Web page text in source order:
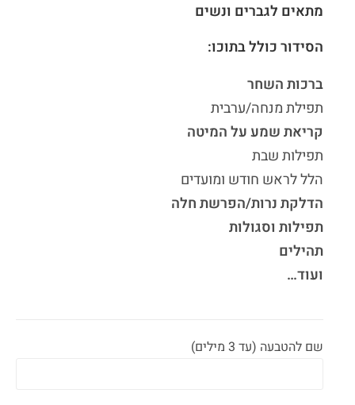
מתאים לגברים ונשים
הסידור כולל בתוכו:
ברכות השחר
תפילת מנחה/ערבית
קריאת שמע על המיטה
תפילות שבת
הלל לראש חודש ומועדים
הדלקת נרות/הפרשת חלה
תפילות וסגולות
תהילים
ועוד…
שם להטבעה (עד 3 מילים)